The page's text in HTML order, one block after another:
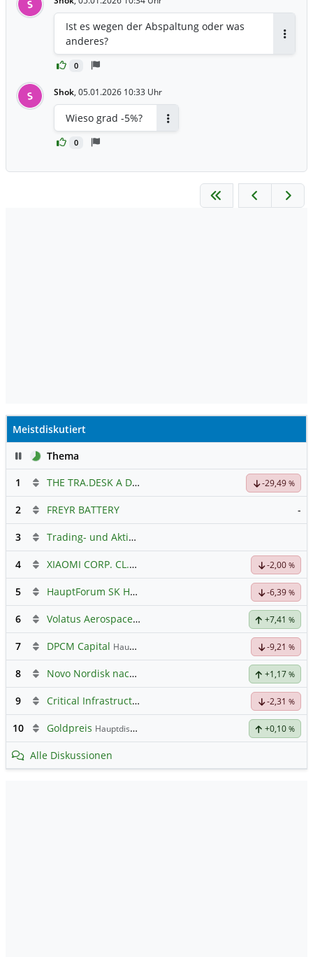
S
0
Ist es wegen der Abspaltung oder was
anderes?
S Shok, 05.01.2026 10:33 Uhr
0
Wieso grad -5%?
Meistdiskutiert
PauseThema
1
THE TRA.DESK A DL-,000001 -29,49 %
2 FREYR BATTERY -
3 Trading- und Aktien-Chat
4 XIAOMI CORP. CL.B -2,00 %
5 HauptForum SK HYNIC -6,39 %
6 Volatus Aerospace (Offener Austausch) +7,41 %
7 DPCM Capital Hauptdiskussion -9,21 %
8 Novo Nordisk nach Split +1,17 %
9 Critical Infrastructure Technologies Hauptdiskussion
-2,31 %
10 Goldpreis Hauptdiskussion +0,10 %
Alle Diskussionen